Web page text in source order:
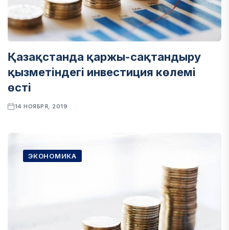
Қазақстанда қаржы-сақтандыру
қызметіндегі инвестиция көлемі
өсті
14 НОЯБРЯ, 2019
ЭКОНОМИКА